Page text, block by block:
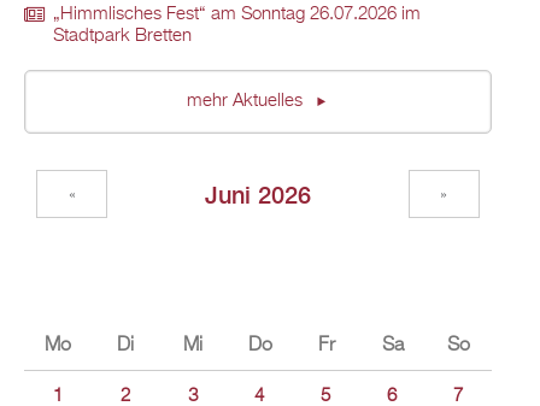
„Himmlisches Fest“ am Sonntag 26.07.2026 im
Stadtpark Bretten
mehr Aktuelles
Juni 2026
« »
Mo Di Mi Do Fr Sa So
1 2 3 4 5 6 7